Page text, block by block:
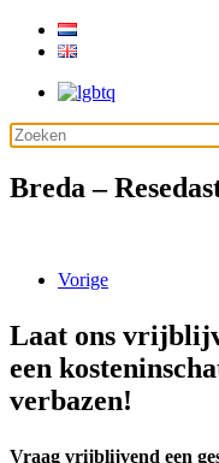
Breda –
Vorige
Laat ons
een
verbazen!
Vraag vrijblijvend een